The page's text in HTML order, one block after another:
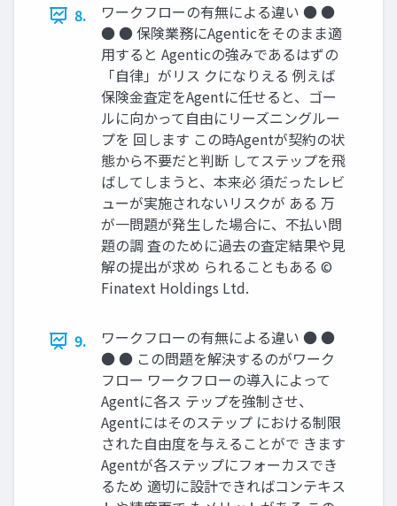
8.
ワークフローの有無による違い ● ●
● ● 保険業務にAgenticをそのまま適
用すると Agenticの強みであるはずの
「自律」がリス クになりえる 例えば
保険金査定をAgentに任せると、ゴー
ルに向かって自由にリーズニングルー
プを 回します この時Agentが契約の状
態から不要だと判断 してステップを飛
ばしてしまうと、本来必 須だったレビ
ューが実施されないリスクが ある 万
が一問題が発生した場合に、不払い問
題の調 査のために過去の査定結果や見
解の提出が求め られることもある ©
Finatext Holdings Ltd.
9.
ワークフローの有無による違い ● ●
● ● この問題を解決するのがワーク
フロー ワークフローの導入によって
Agentに各ス テップを強制させ、
Agentにはそのステップ における制限
された自由度を与えることがで きます
Agentが各ステップにフォーカスでき
るため 適切に設計できればコンテキス